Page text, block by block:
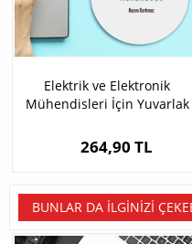
Elektrik ve Elektronik
Mühendisleri İçin Yuvarlak
264,90 TL
BUNLAR DA İLGINIZI